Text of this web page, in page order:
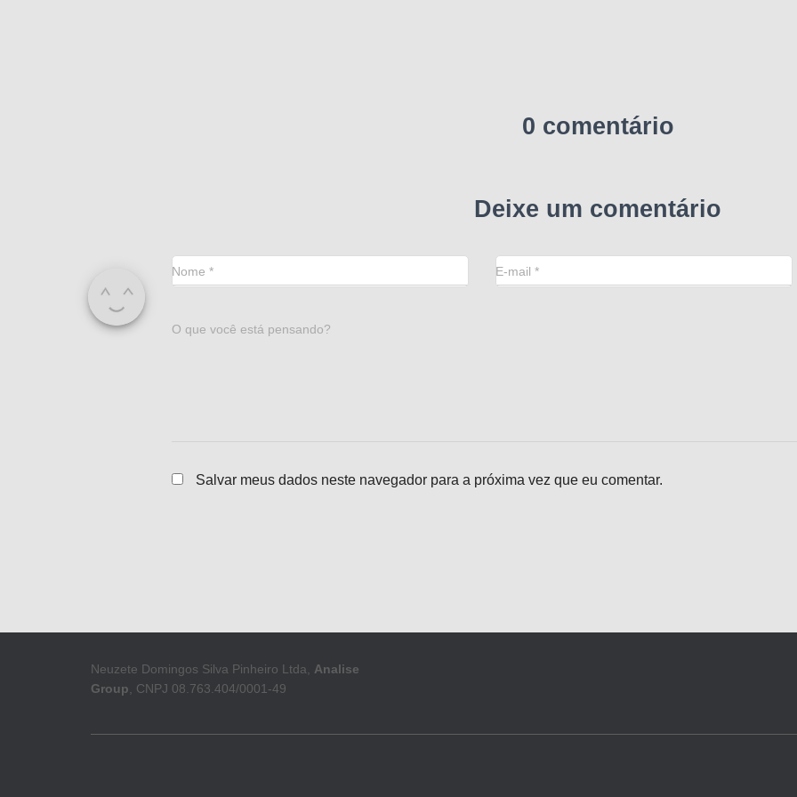
0 comentário
Deixe um comentário
Nome * E-mail *
O que você está pensando?
Salvar meus dados neste navegador para a próxima vez que eu comentar.
Neuzete Domingos Silva Pinheiro Ltda, Analise
Group , CNPJ 08.763.404/0001-49